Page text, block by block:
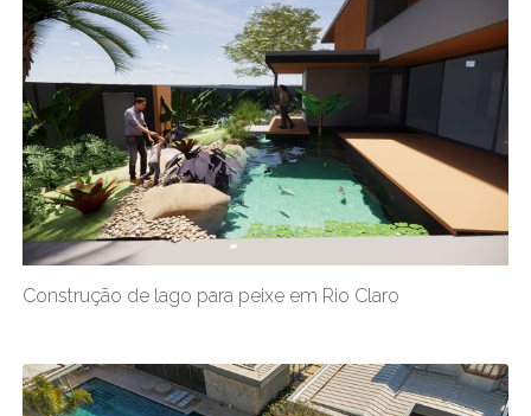
Construção de lago para peixe em Rio Claro